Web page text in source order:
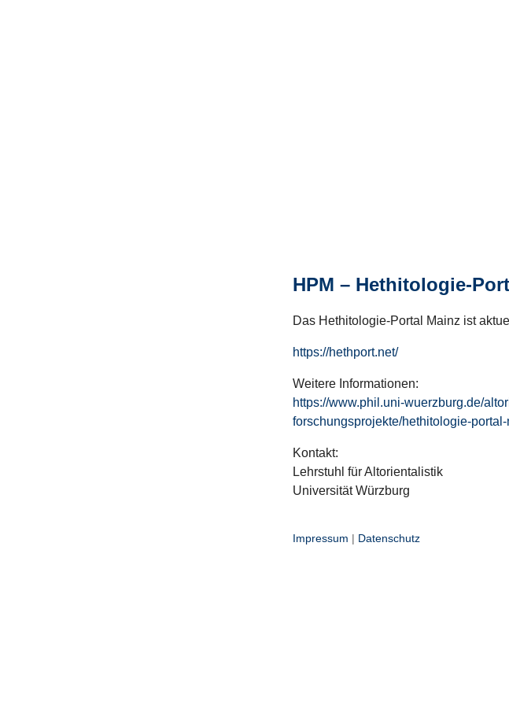
HPM – Hethitologie-
Das Hethitologie-Portal Mainz ist
https://hethport.net/
Weitere Informationen:
https://www.phil.uni-wuerzburg.de/
forschungsprojekte/hethitologie-
Kontakt:
Lehrstuhl für Altorientalistik
Universität Würzburg
Impressum | Datenschutz